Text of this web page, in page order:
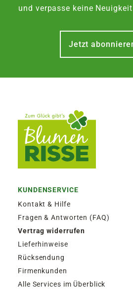
Zustellung am Montag, bis
EXPRESSVERSAND
Garantierter Zustellversuch
DHL. Bestellaufgabe für
und verpasse keine
Jetzt
KUNDENSERVICE
Kontakt & Hilfe
Fragen & Antworten (FAQ)
Vertrag widerrufen
Lieferhinweise
Rücksendung
Firmenkunden
Alle Services im Überblick